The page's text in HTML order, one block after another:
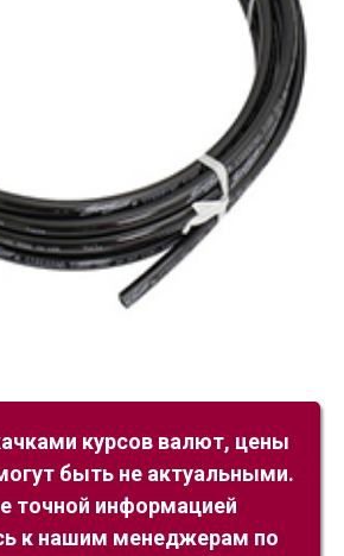
курсов валют, цены
быть не актуальными.
точной информацией
к нашим менеджерам по